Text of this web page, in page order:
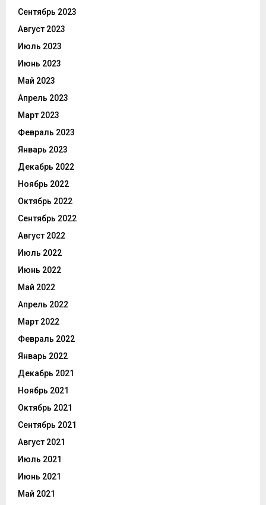
Сентябрь 2023
Август 2023
Июль 2023
Июнь 2023
Май 2023
Апрель 2023
Март 2023
Февраль 2023
Январь 2023
Декабрь 2022
Ноябрь 2022
Октябрь 2022
Сентябрь 2022
Август 2022
Июль 2022
Июнь 2022
Май 2022
Апрель 2022
Март 2022
Февраль 2022
Январь 2022
Декабрь 2021
Ноябрь 2021
Октябрь 2021
Сентябрь 2021
Август 2021
Июль 2021
Июнь 2021
Май 2021